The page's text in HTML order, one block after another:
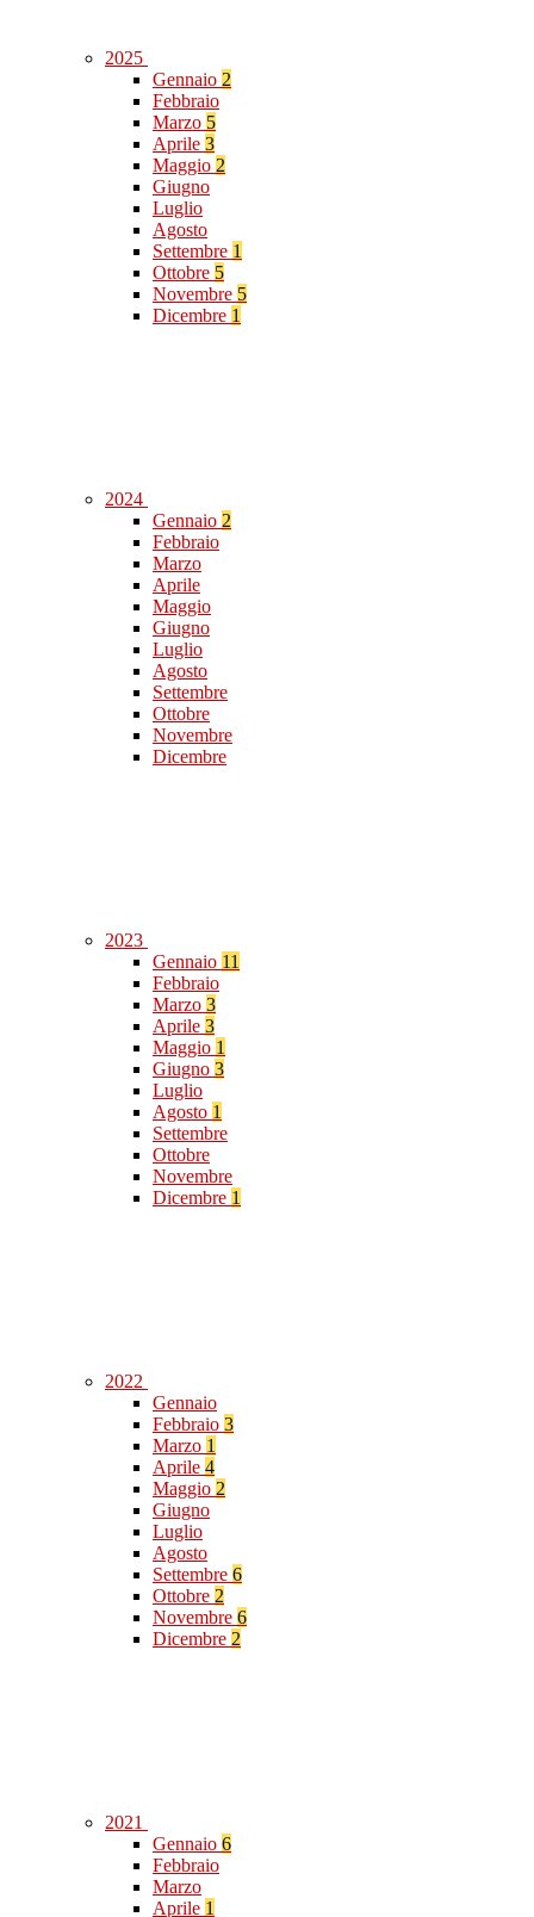
2025
Gennaio 2
Febbraio
Marzo 5
Aprile 3
Maggio 2
Giugno
Luglio
Agosto
Settembre 1
Ottobre 5
Novembre 5
Dicembre 1
2024
Gennaio 2
Febbraio
Marzo
Aprile
Maggio
Giugno
Luglio
Agosto
Settembre
Ottobre
Novembre
Dicembre
2023
Gennaio 11
Febbraio
Marzo 3
Aprile 3
Maggio 1
Giugno 3
Luglio
Agosto 1
Settembre
Ottobre
Novembre
Dicembre 1
2022
Gennaio
Febbraio 3
Marzo 1
Aprile 4
Maggio 2
Giugno
Luglio
Agosto
Settembre 6
Ottobre 2
Novembre 6
Dicembre 2
2021
Gennaio 6
Febbraio
Marzo
Aprile 1